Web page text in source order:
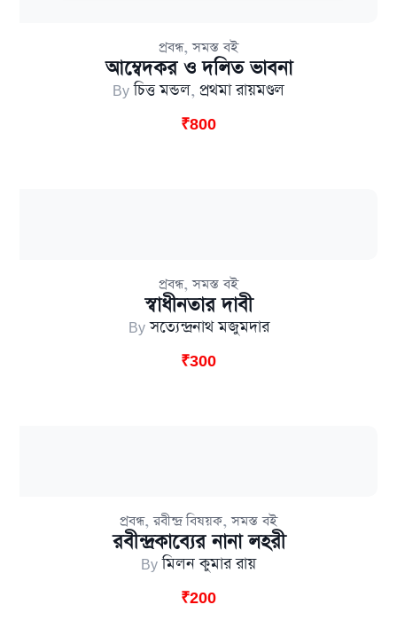
প্রবন্ধ,সমস্ত বই
আম্বেদকর ও দলিত ভাবনা
Byচিত্ত মন্ডল, প্রথমা রায়মণ্ডল
₹800
প্রবন্ধ,সমস্ত বই
স্বাধীনতার দাবী
Byসত্যেন্দ্রনাথ মজুমদার
₹300
প্রবন্ধ,রবীন্দ্র বিষয়ক,সমস্ত বই
রবীন্দ্রকাব্যের নানা লহরী
Byমিলন কুমার রায়
₹200